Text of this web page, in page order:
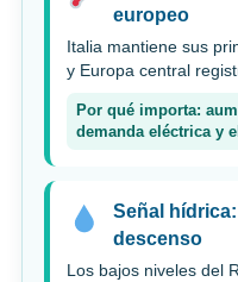
europeo
Italia mantiene sus
y Europa central
Por qué importa:
demanda eléctrica y
Señal
descenso
Los bajos niveles del